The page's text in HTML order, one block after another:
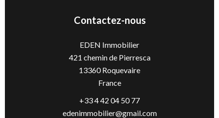
Contactez-nous
EDEN Immobilier
421 chemin de Pierresca
13360Roquevaire
France
+33 4 42 04 50 77
edenimmobilier@gmail.com